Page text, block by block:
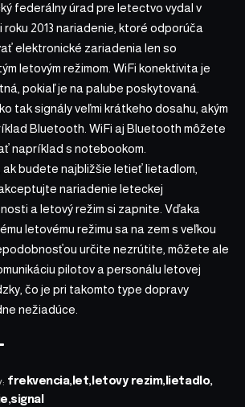
federálny úrad pre letectvo vydal v
roku 2013 nariadenie, ktoré odporúča
elektronické zariadenia len so
letovým režimom. WiFi konektivita je
pokiaľ je na palube poskytovaná.
tak signály veľmi krátkeho dosahu, akým
Bluetooth. WiFi aj Bluetooth môžete
napríklad s notebookom.
ak budete najbližšie letieť lietadlom,
nariadenie leteckej
a letový režim si zapnite. Vďaka
letovému režimu sa na zem s veľkou
určite nezrútite, môžete ale
pilotov a personálu letovej
čo je pri takomto type dopravy
nežiadúce.
frekvencia let letovy rezim lietadlo
signal